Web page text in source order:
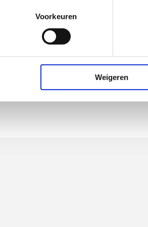
Voorkeuren
Weigeren
/ tegelrand